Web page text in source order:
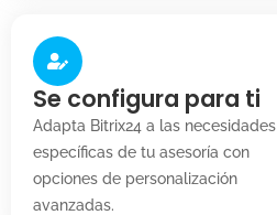
Se configura para ti
Adapta Bitrix24 a las necesidades
específicas de tu asesoría con
opciones de personalización
avanzadas.